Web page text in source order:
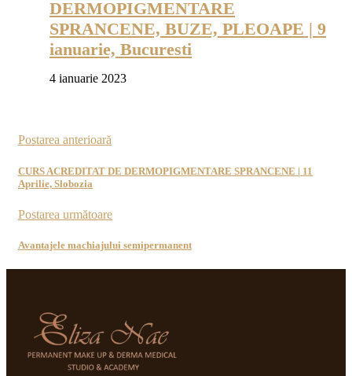
DERMOPIGMENTARE
SPRANCENE, BUZE, PLEOAPE | 9
ianuarie, Bucuresti
4 ianuarie 2023
Postarea anterioară
CURS ACREDITAT DE DERMOPIGMENTARE SPRANCENE | 11
Aprilie, Slobozia
Postarea următoare
Avantajele machiajului semipermanent